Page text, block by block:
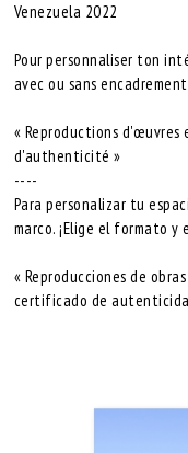
Venezuela 2022
Pour personnaliser ton
avec ou sans
« Reproductions
d'authenticité »
----
Para personalizar tu
marco. ¡Elige el formato
« Reproducciones de
certificado de